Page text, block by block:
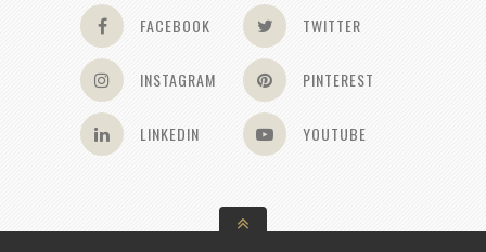
FACEBOOK TWITTER
INSTAGRAM PINTEREST
LINKEDIN YOUTUBE